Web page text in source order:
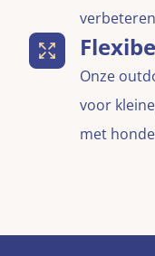
Onze
voor
met